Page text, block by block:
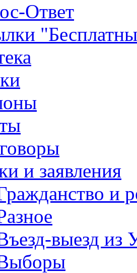
Ответ
и заявления
и
выезд из